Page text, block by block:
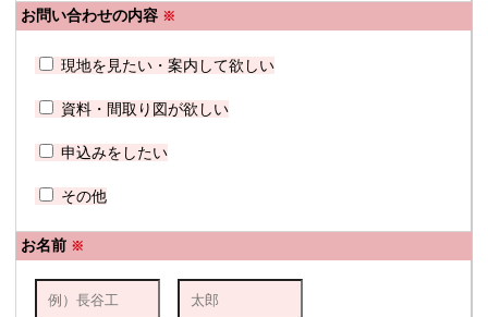
お問い合わせの内容 ※
現地を見たい・案内して欲しい
資料・間取り図が欲しい
申込みをしたい
その他
お名前 ※